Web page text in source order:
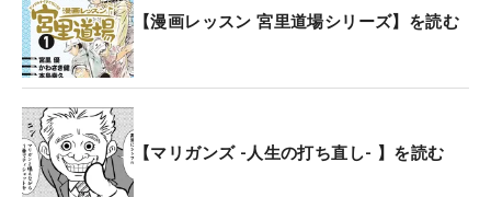
【漫画レッスン 宮里道場シリーズ】を読む
【マリガンズ -人生の打ち直し- 】を読む